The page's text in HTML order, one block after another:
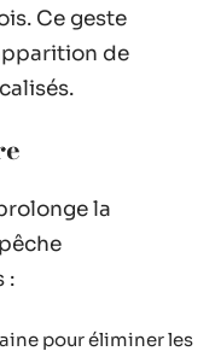
Ce geste
de
la
:
pour éliminer les